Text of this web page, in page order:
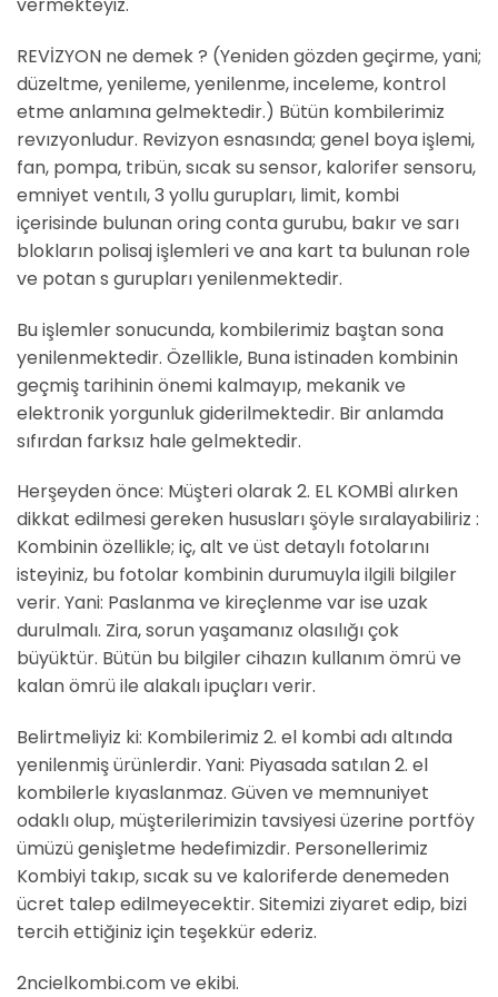
REVİZYON ne demek ? (Yeniden gözden geçirme, yani;
düzeltme, yenileme, yenilenme, inceleme, kontrol
etme anlamına gelmektedir.) Bütün kombilerimiz
revızyonludur. Revizyon esnasında; genel boya işlemi,
fan, pompa, tribün, sıcak su sensor, kalorifer sensoru,
emniyet ventılı, 3 yollu gurupları, limit, kombi
içerisinde bulunan oring conta gurubu, bakır ve sarı
blokların polisaj işlemleri ve ana kart ta bulunan role
ve potan s gurupları yenilenmektedir.
Bu işlemler sonucunda, kombilerimiz baştan sona
yenilenmektedir. Özellikle, Buna istinaden kombinin
geçmiş tarihinin önemi kalmayıp, mekanik ve
elektronik yorgunluk giderilmektedir. Bir anlamda
sıfırdan farksız hale gelmektedir.
Herşeyden önce: Müşteri olarak 2. EL KOMBİ alırken
dikkat edilmesi gereken hususları şöyle sıralayabiliriz :
Kombinin özellikle; iç, alt ve üst detaylı fotolarını
isteyiniz, bu fotolar kombinin durumuyla ilgili bilgiler
verir. Yani: Paslanma ve kireçlenme var ise uzak
durulmalı. Zira, sorun yaşamanız olasılığı çok
büyüktür. Bütün bu bilgiler cihazın kullanım ömrü ve
kalan ömrü ile alakalı ipuçları verir.
Belirtmeliyiz ki: Kombilerimiz 2. el kombi adı altında
yenilenmiş ürünlerdir. Yani: Piyasada satılan 2. el
kombilerle kıyaslanmaz. Güven ve memnuniyet
odaklı olup, müşterilerimizin tavsiyesi üzerine portföy
ümüzü genişletme hedefimizdir. Personellerimiz
Kombiyi takıp, sıcak su ve kaloriferde denemeden
ücret talep edilmeyecektir. Sitemizi ziyaret edip, bizi
tercih ettiğiniz için teşekkür ederiz.
2ncielkombi.com ve ekibi.